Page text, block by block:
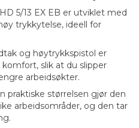
5/13 EX EB er utviklet med
trykkytelse, ideell for
og høytrykkspistol er
slik at du slipper
arbeidsøkter.
praktiske størrelsen gjør den
arbeidsområder, og den tar